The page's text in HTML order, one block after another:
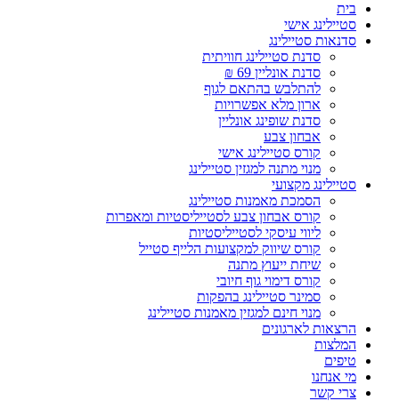
בית
סטיילינג אישי
סדנאות סטיילינג
סדנת סטיילינג חוויתית
סדנת אונליין 69 ₪
להתלבש בהתאם לגוף
ארון מלא אפשרויות
סדנת שופינג אונליין
אבחון צבע
קורס סטיילינג אישי
מנוי מתנה למגזין סטיילינג
סטיילינג מקצועי
הסמכת מאמנות סטיילינג
קורס אבחון צבע לסטייליסטיות ומאפרות
ליווי עיסקי לסטייליסטיות
קורס שיווק למקצועות הלייף סטייל
שיחת ייעוץ מתנה
קורס דימוי גוף חיובי
סמינר סטיילינג בהפקות
מנוי חינם למגזין מאמנות סטיילינג
הרצאות לארגונים
המלצות
טיפים
מי אנחנו
צרי קשר